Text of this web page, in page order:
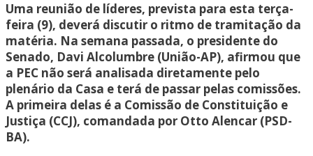
Uma reunião de líderes, prevista para esta terça-
feira (9), deverá discutir o ritmo de tramitação da
matéria. Na semana passada, o presidente do
Senado, Davi Alcolumbre (União-AP), afirmou que
a PEC não será analisada diretamente pelo
plenário da Casa e terá de passar pelas comissões.
A primeira delas é a Comissão de Constituição e
Justiça (CCJ), comandada por Otto Alencar (PSD-
BA).